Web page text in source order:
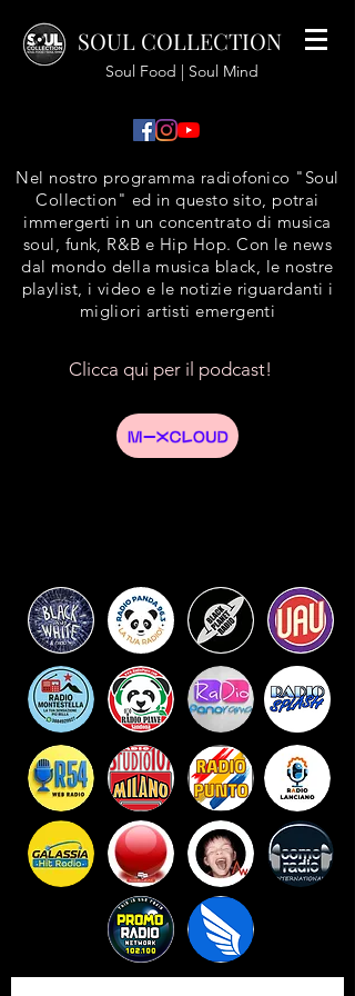
SOUL COLLECTION
Soul Food | Soul Mind
Nel nostro programma radiofonico "Soul
Collection" ed in questo sito, potrai
immergerti in un concentrato di musica
soul, funk, R&B e Hip Hop. Con le news
dal mondo della musica black, le nostre
playlist, i video e le notizie riguardanti i
migliori artisti emergenti
Clicca qui per il podcast!